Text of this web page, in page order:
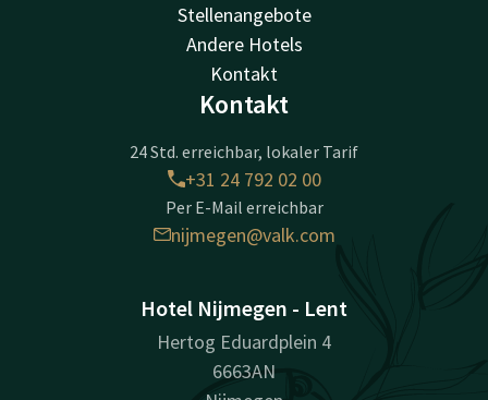
Stellenangebote
Andere Hotels
Kontakt
Kontakt
24 Std. erreichbar, lokaler Tarif
+31 24 792 02 00
Per E-Mail erreichbar
nijmegen@valk.com
Hotel Nijmegen - Lent
Hertog Eduardplein 4
6663AN